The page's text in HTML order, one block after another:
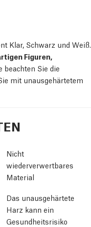
Klar, Schwarz und Weiß.
Figuren,
beachten Sie die
mit unausgehärtetem
Nicht
wiederverwertbares
Material
Das unausgehärtete
Harz kann ein
Gesundheitsrisiko